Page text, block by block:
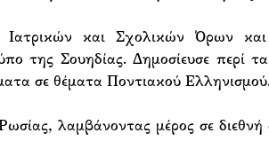
και Σχολικών Όρων και
της Σουηδίας. Δημοσίευσε περί
σε θέματα Ποντιακού
λαμβάνοντας μέρος σε διεθνή